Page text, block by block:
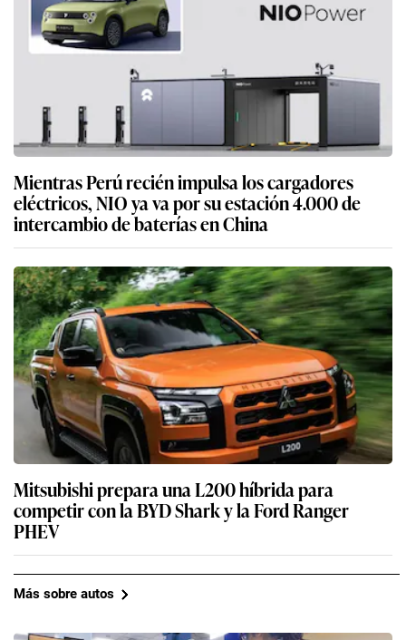
Mientras Perú recién impulsa los cargadores
eléctricos, NIO ya va por su estación 4.000 de
intercambio de baterías en China
Mitsubishi prepara una L200 híbrida para
competir con la BYD Shark y la Ford Ranger
PHEV
Más sobre autos